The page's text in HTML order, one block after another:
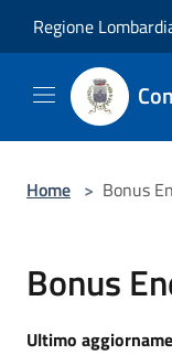
Regione
Home > Bonus
Bonus
Ultimo